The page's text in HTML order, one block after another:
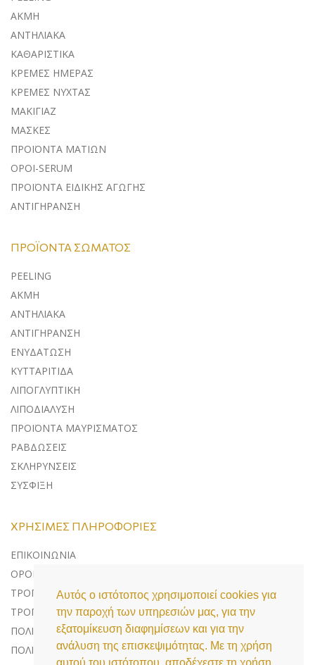
Αυτός ο ιστότοπος χρησιμοποιεί cookies για
την παροχή των υπηρεσιών μας, για την
εξατομίκευση διαφημίσεων και για την
ανάλυση της επισκεψιμότητας. Με τη χρήση
αυτού του ιστότοπου, αποδέχεστε τη χρήση
ΑΚΜΗ
ΑΝΤΗΛΙΑΚA
ΚΑΘΑΡΙΣΤΙΚΑ
ΚΡΕΜΕΣ ΗΜΕΡΑΣ
ΚΡΕΜΕΣ ΝΥΧΤΑΣ
ΜΑΚΙΓΙΑΖ
ΜΑΣΚΕΣ
ΠΡΟΪΟΝΤΑ ΜΑΤΙΩΝ
ΟΡΟΙ-SERUM
ΠΡΟΪΟΝΤΑ ΕΙΔΙΚΗΣ ΑΓΩΓΗΣ
ΑΝΤΙΓΗΡΑΝΣΗ
ΠΡΟΪΌΝΤΑ ΣΏΜΑΤΟΣ
PEELING
ΑΚΜΗ
ΑΝΤΗΛΙΑΚΑ
ΑΝΤΙΓΗΡΑΝΣΗ
ΕΝΥΔΑΤΩΣΗ
ΚΥΤΤΑΡΙΤΙΔΑ
ΛΙΠΟΓΛΥΠΤΙΚΗ
ΛΙΠΟΔΙΑΛΥΣΗ
ΠΡΟΪΟΝΤΑ ΜΑΥΡΙΣΜΑΤΟΣ
ΡΑΒΔΩΣΕΙΣ
ΣΚΛΗΡΥΝΣΕΙΣ
ΣΥΣΦΙΞΗ
ΧΡΉΣΙΜΕΣ ΠΛΗΡΟΦΟΡΊΕΣ
ΕΠΙΚΟΙΝΩΝΊΑ
ΌΡΟΙ ΧΡΉΣΗΣ
ΤΡΌΠΟΙ ΠΛΗΡΩΜΉΣ
ΤΡΌΠΟΙ ΑΠΟΣΤΟΛΉΣ
ΠΟΛΙΤΙΚΉ ΕΠΙΣΤΡΟΦΏΝ
ΠΟΛΙΤΙΚΉ ΠΡΟΣΤΑΣΊΑΣ ΔΕΔΟΜΈΝΩΝ